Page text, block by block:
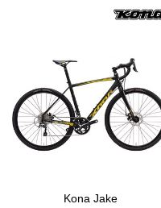
Kona Jake